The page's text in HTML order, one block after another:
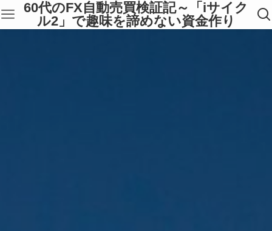
60代のFX自動売買検証記～「iサイク
ル2」で趣味を諦めない資金作り